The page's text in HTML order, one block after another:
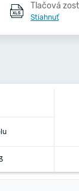
Tlačová
Stiahnuť